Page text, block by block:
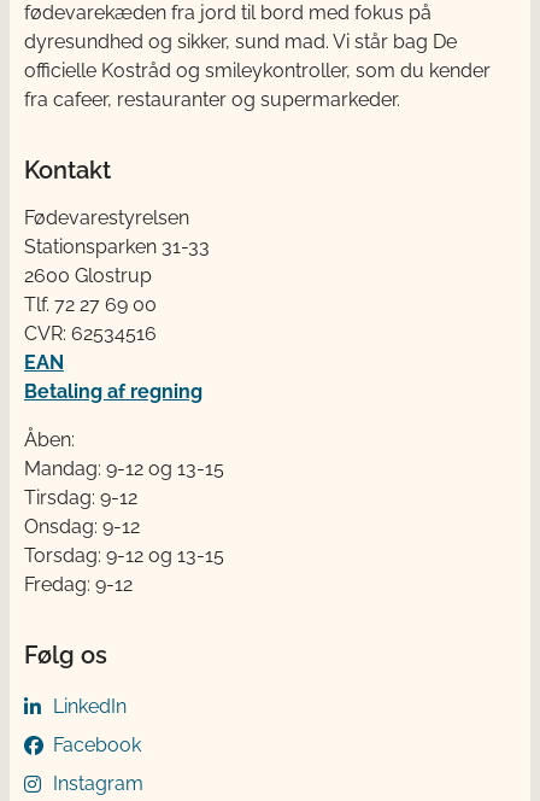
fødevarekæden fra jord til bord med fokus på
dyresundhed og sikker, sund mad. Vi står bag De
officielle Kostråd og smileykontroller, som du kender
fra cafeer, restauranter og supermarkeder.
Kontakt
Fødevarestyrelsen
Stationsparken 31-33
2600 Glostrup
Tlf. 72 2​​​7 69 00
CVR: 62534516
EAN
Betaling af regning
Åben:
Mandag: 9-12 og 13-15
Tirsdag: 9-12
Onsdag: 9-12
Torsdag: 9-12 og 13-15
Fredag: 9-12
Følg os
LinkedIn
Facebook
Instagram